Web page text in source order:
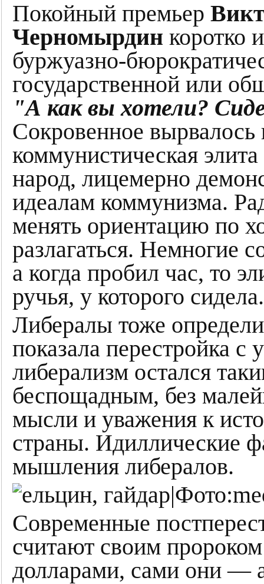
Покойный премьер
Черномырдин коротко
буржуазно-
государственной или
"А как вы хотели?
Сокровенное вырвалось
коммунистическая
народ, лицемерно
идеалам коммунизма.
менять ориентацию по
разлагаться. Немногие
а когда пробил час, то
ручья, у которого сидела.
Либералы тоже
показала перестройка с
либерализм остался
беспощадным, без
мысли и уважения к
страны. Идиллические
мышления либералов.
Современные
считают своим
долларами, сами они —